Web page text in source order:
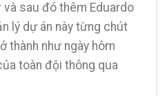
sau đó thêm Eduardo
lý dự án này từng chút
thành như ngày hôm
toàn đội thông qua